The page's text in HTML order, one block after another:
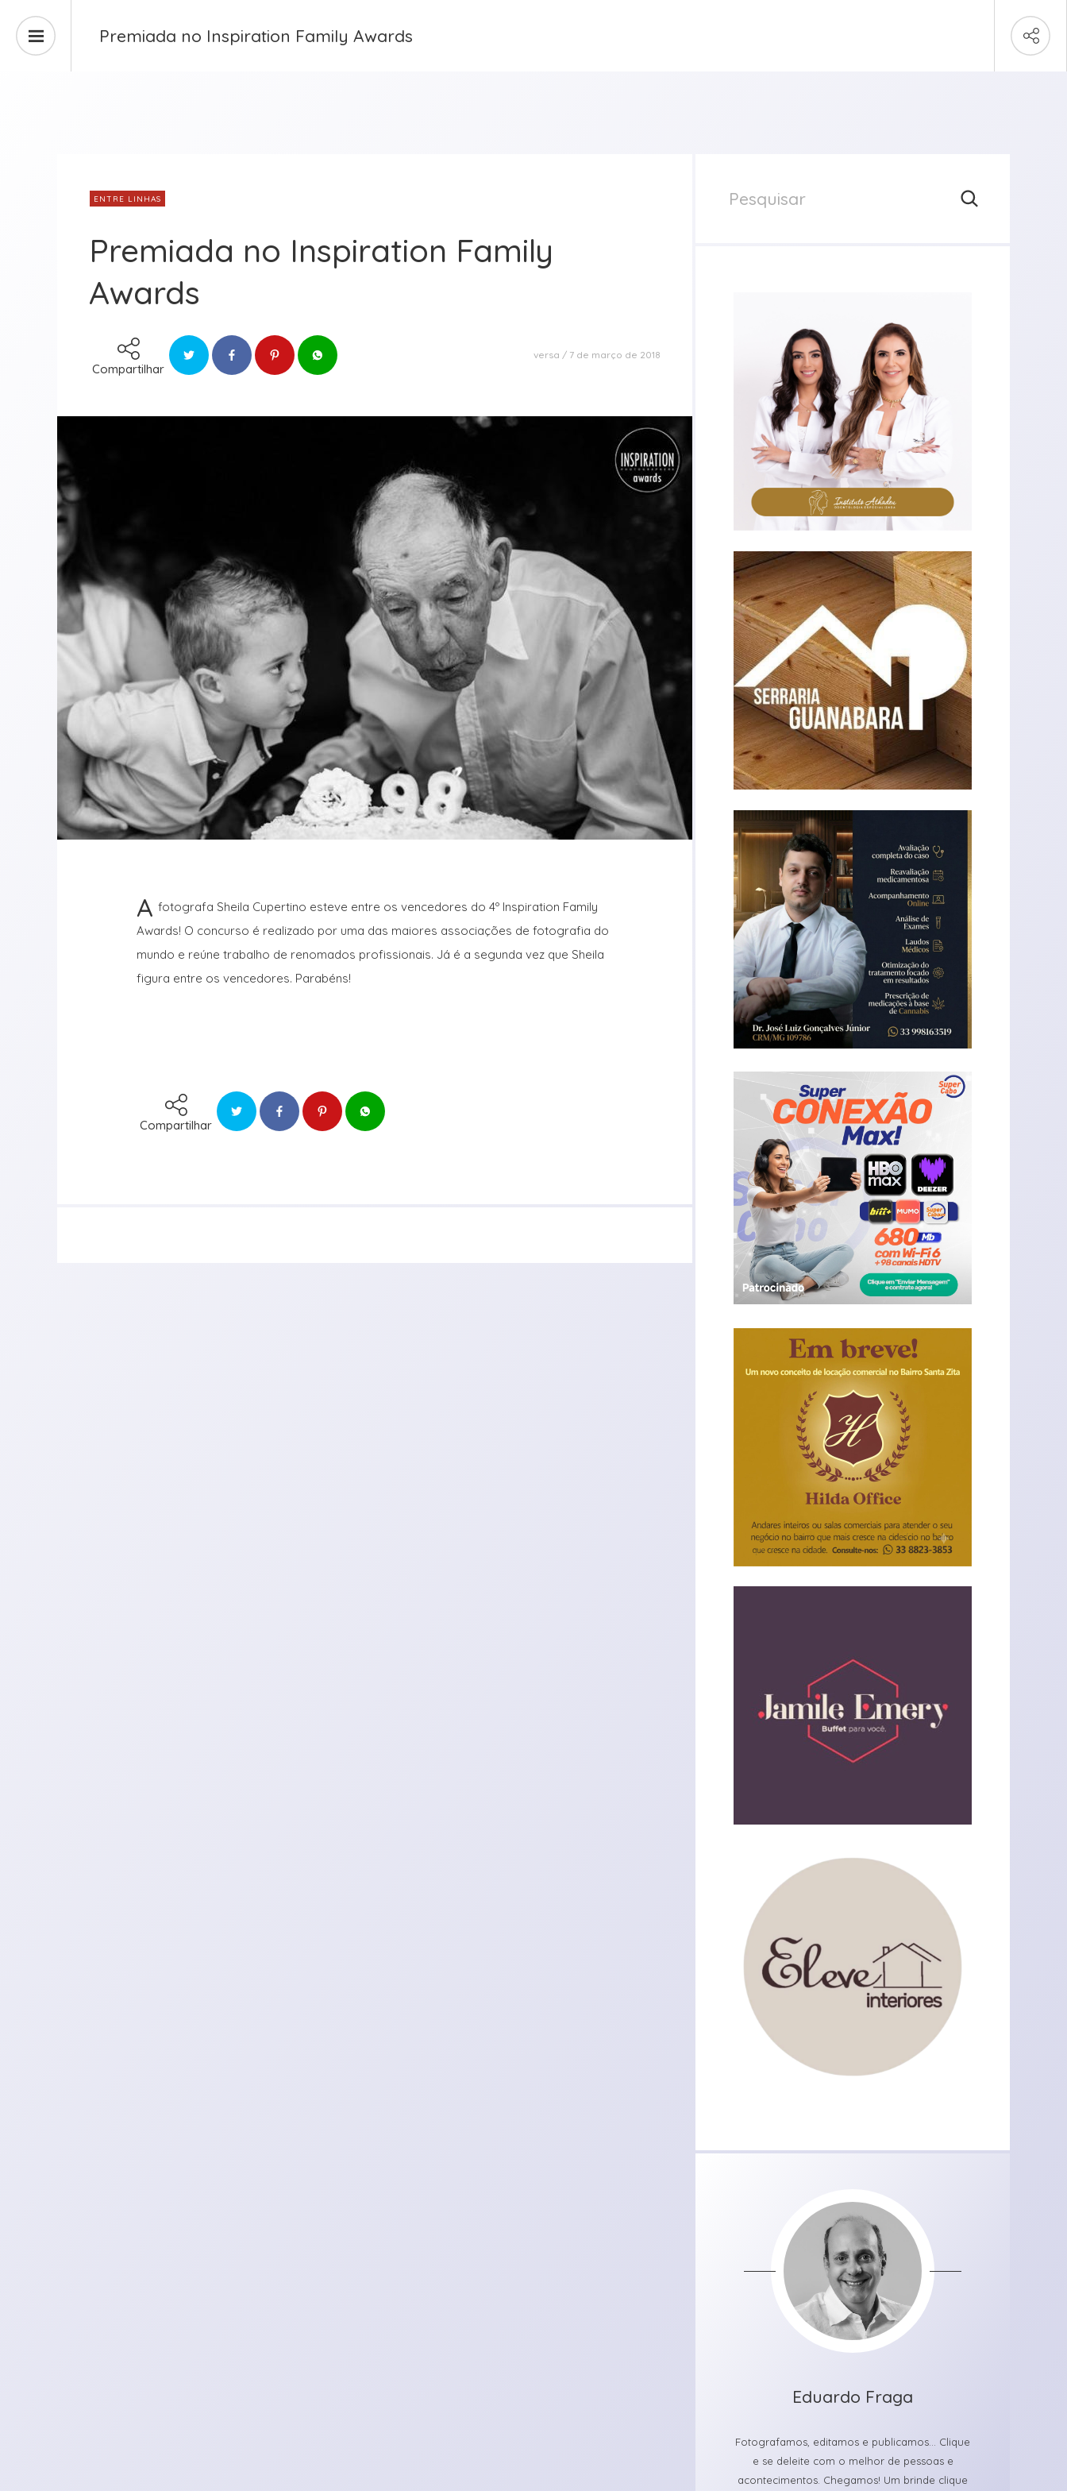
Premiada no Inspiration Family Awards
ENTRE LINHAS
Premiada no Inspiration Family
Awards
Compartilhar
versa 7 de março de 2018
A fotografa Sheila Cupertino esteve entre os vencedores do 4º Inspiration Family
Awards! O concurso é realizado por uma das maiores associações de fotografia do
mundo e reúne trabalho de renomados profissionais. Já é a segunda vez que Sheila
figura entre os vencedores. Parabéns!
Compartilhar
Eduardo Fraga
Fotografamos, editamos e publicamos... Clique
e se deleite com o melhor de pessoas e
acontecimentos. Chegamos! Um brinde clique